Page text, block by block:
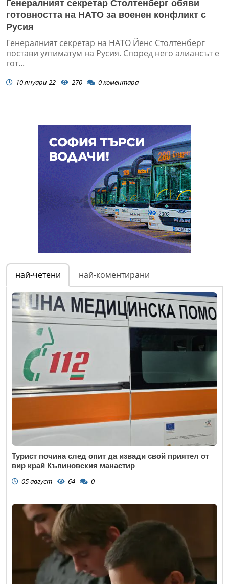
Генералният секретар Столтенберг обяви
готовността на НАТО за военен конфликт с
Русия
Генералният секретар на НАТО Йенс Столтенберг
постави ултиматум на Русия. Според него алиансът е
гот...
10 януари 22 270 0коментара
най-четени най-коментирани
Турист почина след опит да извади свой приятел от
вир край Къпиновския манастир
05 август 64 0